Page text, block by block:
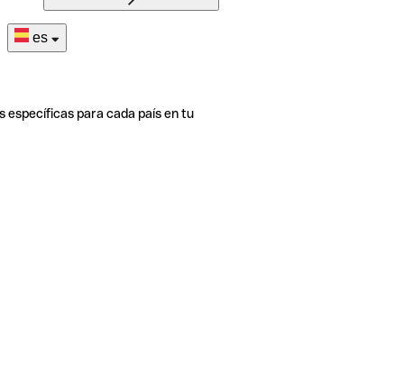
es
específicas para cada país en tu